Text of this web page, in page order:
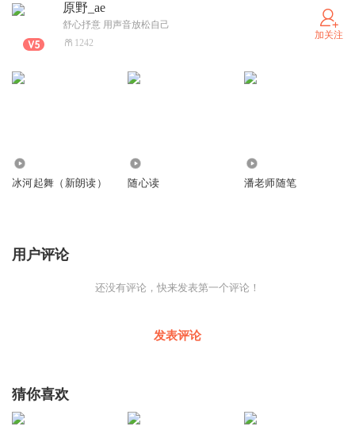
原野_ae
舒心抒意 用声音放松自己
1242
加关注
冰河起舞（新朗读） 随心读 潘老师随笔
用户评论
还没有评论，快来发表第一个评论！
发表评论
猜你喜欢